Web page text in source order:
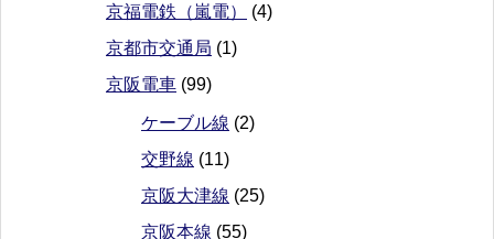
京福電鉄（嵐電）
(4)
京都市交通局 (1)
京阪電車 (99)
ケーブル線 (2)
交野線 (11)
京阪大津線 (25)
京阪本線 (55)